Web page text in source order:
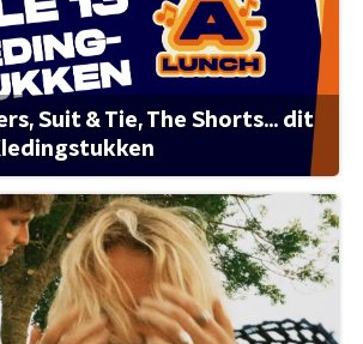
Suit & Tie, The Shorts... dit